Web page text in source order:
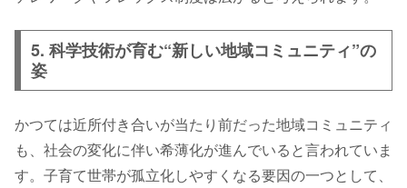
5. 科学技術が育む“新しい地域コミュニティ”の
姿
かつては近所付き合いが当たり前だった地域コミュニティ
も、社会の変化に伴い希薄化が進んでいると言われていま
す。子育て世帯が孤立化しやすくなる要因の一つとして、